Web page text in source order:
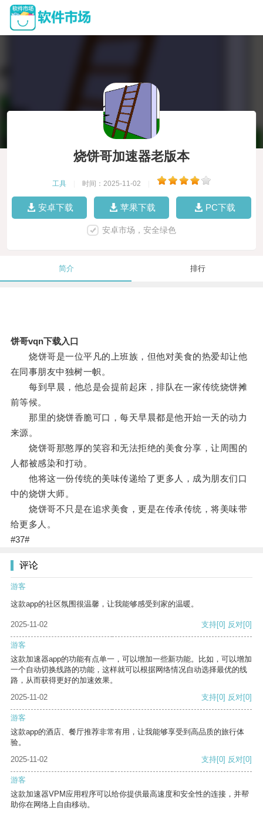
烧饼哥加速器老版本
工具 时间：2025-11-02
安卓下载 苹果下载 PC下载
安卓市场，安全绿色
简介 排行
饼哥vqn下载入口
烧饼哥是一位平凡的上班族，但他对美食的热爱却让他
在同事朋友中独树一帜。
每到早晨，他总是会提前起床，排队在一家传统烧饼摊
前等候。
那里的烧饼香脆可口，每天早晨都是他开始一天的动力
来源。
烧饼哥那憨厚的笑容和无法拒绝的美食分享，让周围的
人都被感染和打动。
他将这一份传统的美味传递给了更多人，成为朋友们口
中的烧饼大师。
烧饼哥不只是在追求美食，更是在传承传统，将美味带
给更多人。
#37#
评论
游客
这款app的社区氛围很温馨，让我能够感受到家的温暖。
2025-11-02 支持[0] 反对[0]
游客
这款加速器app的功能有点单一，可以增加一些新功能。比如，可以增加
一个自动切换线路的功能，这样就可以根据网络情况自动选择最优的线
路，从而获得更好的加速效果。
2025-11-02
支持[0] 反对[0]
游客
这款app的酒店、餐厅推荐非常有用，让我能够享受到高品质的旅行体
验。
2025-11-02
支持[0] 反对[0]
游客
这款加速器VPM应用程序可以给你提供最高速度和安全性的连接，并帮
助你在网络上自由移动。